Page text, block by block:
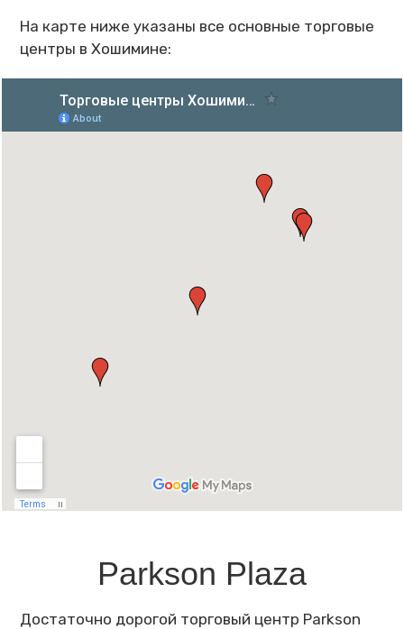
На карте ниже указаны все основные торговые
центры в Хошимине:
Parkson Plaza
Достаточно дорогой торговый центр Parkson